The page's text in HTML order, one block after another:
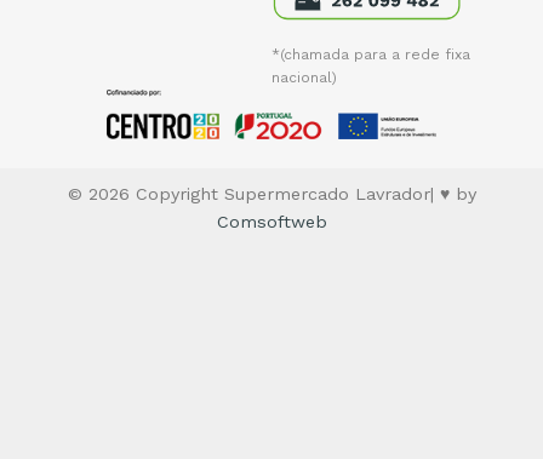
*(chamada para a rede fixa
nacional)
© 2026 Copyright Supermercado Lavrador| ♥ by
Comsoftweb